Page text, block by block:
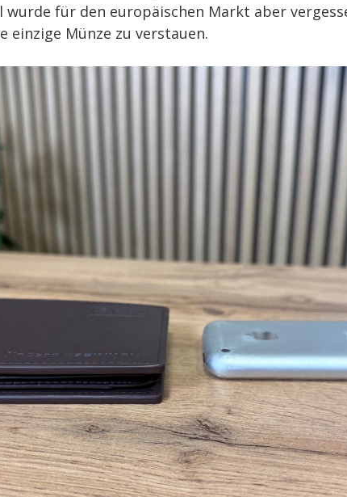
wurde für den europäischen Markt aber
einzige Münze zu verstauen.